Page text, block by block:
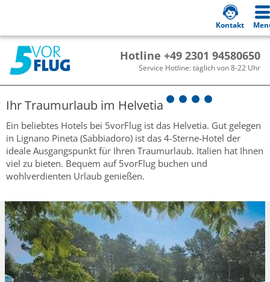
Hotline +49 2301 94580650
Service Hotline: täglich von 8-22 Uhr
Kontakt
Ihr Traumurlaub im Helvetia
Ein beliebtes Hotels bei 5vorFlug ist das Helvetia. Gut gelegen
in Lignano Pineta (Sabbiadoro) ist das 4-Sterne-Hotel der
ideale Ausgangspunkt für Ihren Traumurlaub. Italien hat Ihnen
viel zu bieten. Bequem auf 5vorFlug buchen und
wohlverdienten Urlaub genießen.